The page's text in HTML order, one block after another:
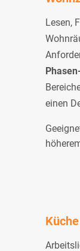
Lesen,
einen